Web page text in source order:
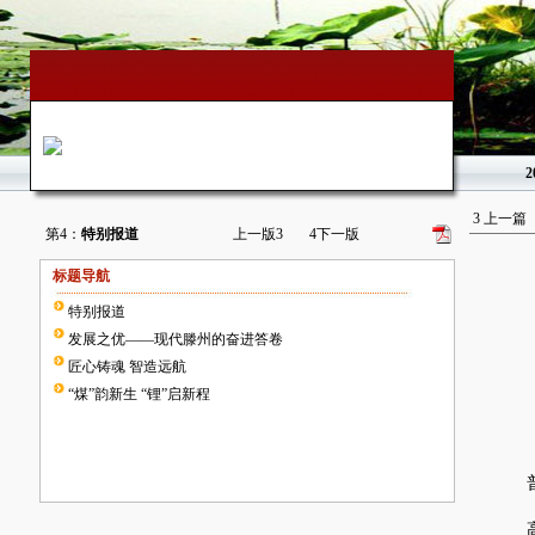
第4： 特别报道 上一版3 4下一版
标题导航
特别报道
发展之优——现代滕州的奋进答卷
匠心铸魂 智造远航
“煤”韵新生 “锂”启新程
3 上一篇
普
高